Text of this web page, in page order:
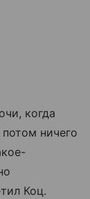
когда
ничего
Коц.